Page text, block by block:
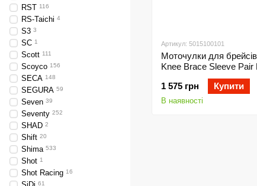
Артикул: 5015100101
Моточулки для
Knee Brace Sleeve Pair
1 575 грн
Купити
В наявності
RST 116
RS-Taichi 4
S3 3
SC 1
Scott 111
Scoyco 156
SECA 148
SEGURA 59
Seven 39
Seventy 252
SHAD 2
Shift 20
Shima 533
Shot 1
Shot Racing 16
61